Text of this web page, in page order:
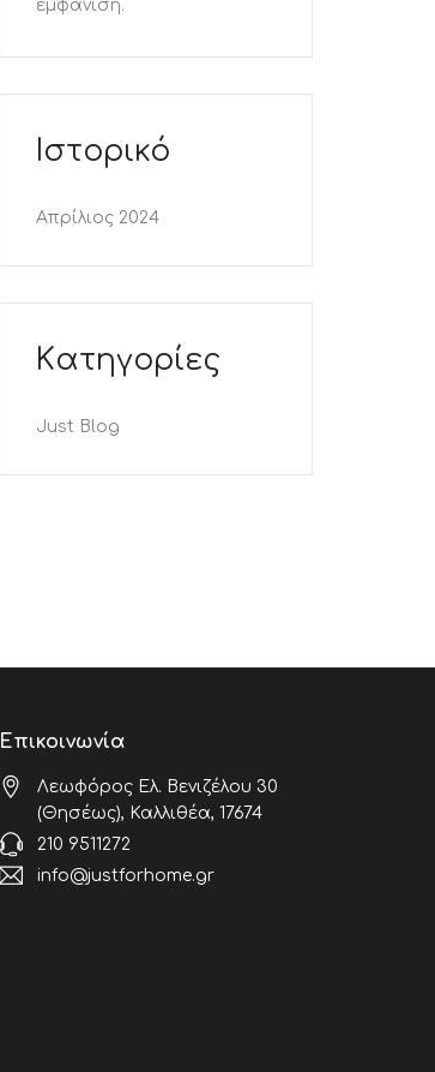
εμφάνιση.
Ιστορικό
Απρίλιος 2024
Kατηγορίες
Just Blog
Επικοινωνία
Λεωφόρος Ελ. Βενιζέλου 30
(Θησέως), Καλλιθέα, 17674
210 9511272
info@justforhome.gr